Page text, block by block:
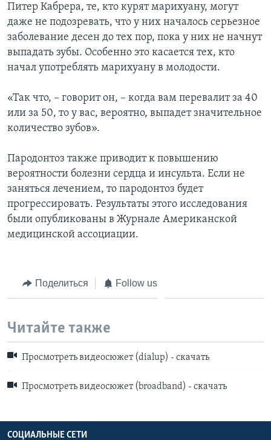
Питер Кабрера, те, кто курят марихуану, могут
даже не подозревать, что у них началось серьезное
заболевание десен до тех пор, пока у них не начнут
выпадать зубы. Особенно это касается тех, кто
начал употреблять марихуану в молодости.
«Так что, – говорит он, – когда вам перевалит за 40
или за 50, то у вас, вероятно, выпадет значительное
количество зубов».
Пародонтоз также приводит к повышению
вероятности болезни сердца и инсульта. Если не
заняться лечением, то пародонтоз будет
прогрессировать. Результаты этого исследования
были опубликованы в Журнале Американской
медицинской ассоциации.
Поделиться Follow us
Читайте также
Просмотреть видеосюжет (dialup) - скачать
Просмотреть видеосюжет (broadband) - скачать
СОЦИАЛЬНЫЕ СЕТИ